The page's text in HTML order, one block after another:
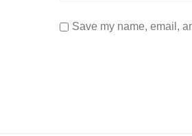
Save my name, email,